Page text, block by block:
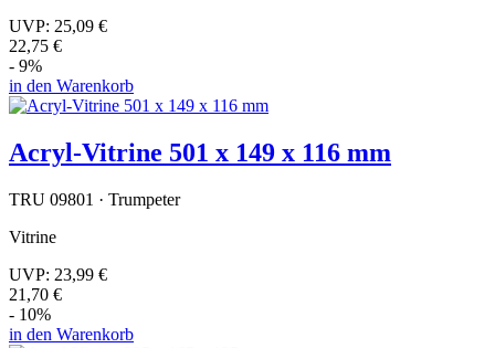
UVP: 25,09 €
22,75 €
- 9%
in den Warenkorb
Acryl-Vitrine 501 x 149 x 116 mm
TRU 09801 · Trumpeter
Vitrine
UVP: 23,99 €
21,70 €
- 10%
in den Warenkorb